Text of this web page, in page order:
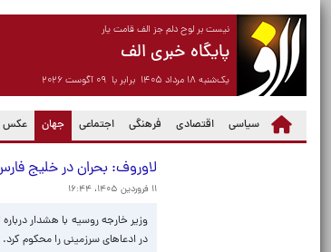
نیست بر لوح دلم جز الف قامت یار
پایگاه خبری الف
یک‌شنبه ۱۸ مرداد ۱۴۰۵ برابر با ۰۹ آگوست ۲۰۲۶
سیاسی اقتصادی فرهنگی اجتماعی جهان
(current) عکس
لاوروف: بحران در خلیج
۱۱ فروردین ۱۴۰۵، ۱۶:۴۴
وزیر خارجه روسیه با هشدار
در ادعاهای سرزمینی را محکوم کرد.